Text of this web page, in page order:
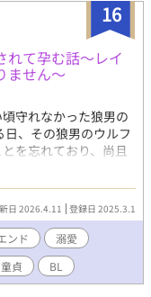
16
れて孕む話〜レイ
ません〜
守れなかった狼男の
、その狼男のウルフ
を忘れており、尚且
フを溺愛するシュッ
まい…… 『魔王討伐御
す。 副騎士団長シュ
ルフ×副騎士団長 のリ
ツンデレ、襲い受
レイ 玩具 精液風呂
殊なプレイも続出す
日 2026.4.11 登録日 2025.3.1
ンド
溺愛
童貞 BL